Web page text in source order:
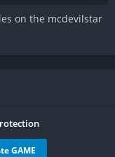
on the mcdevilstar
GAME